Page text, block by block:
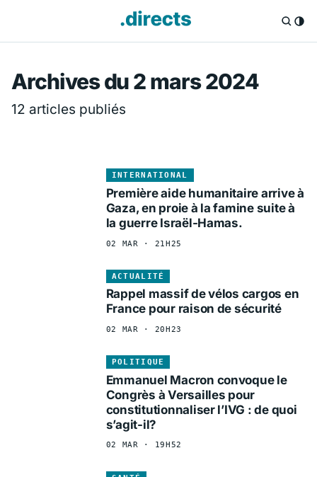
Directs.fr —
Archives du 2 mars 2024
12 articles publiés
INTERNATIONAL
Première aide humanitaire arrive à
Gaza, en proie à la famine suite à
la guerre Israël-Hamas.
02 MAR · 21H25
ACTUALITÉ
Rappel massif de vélos cargos en
France pour raison de sécurité
02 MAR · 20H23
POLITIQUE
Emmanuel Macron convoque le
Congrès à Versailles pour
constitutionnaliser l’IVG : de quoi
s’agit-il?
02 MAR · 19H52